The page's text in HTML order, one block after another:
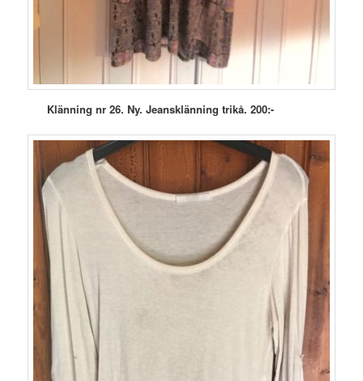
Klänning nr 26. Ny. Jeansklänning trikå. 200:-